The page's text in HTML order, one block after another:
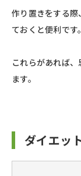
作り置きをする
ておくと便利です。
これらがあれば
ます。
ダイエッ